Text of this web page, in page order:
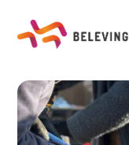
Home
Activiteiten